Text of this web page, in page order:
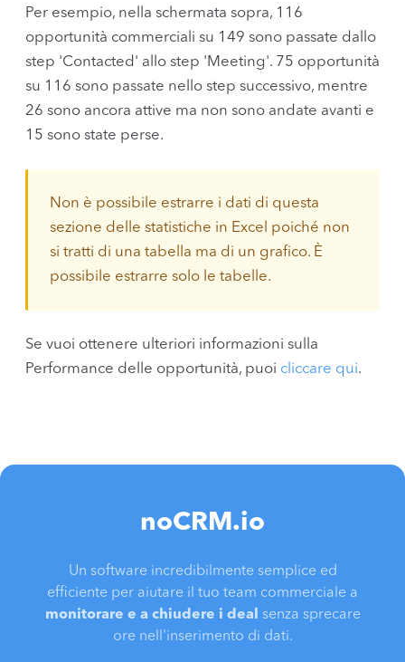
Per esempio, nella schermata sopra, 116
opportunità commerciali su 149 sono passate dallo
step 'Contacted' allo step 'Meeting'. 75 opportunità
su 116 sono passate nello step successivo, mentre
26 sono ancora attive ma non sono andate avanti e
15 sono state perse.
Non è possibile estrarre i dati di questa
sezione delle statistiche in Excel poiché non
si tratti di una tabella ma di un grafico. È
possibile estrarre solo le tabelle.
Se vuoi ottenere ulteriori informazioni sulla
Performance delle opportunità, puoi cliccare qui.
noCRM.io
Un software incredibilmente semplice ed
efficiente per aiutare il tuo team commerciale a
monitorare e a chiudere i deal senza sprecare
ore nell'inserimento di dati.